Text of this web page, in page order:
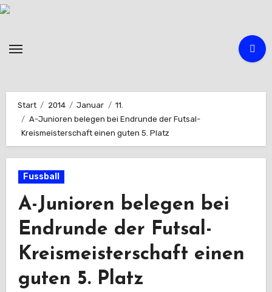
Zum
Start 2014 Januar
11.
A-Junioren belegen bei Endrunde der Futsal-
Kreismeisterschaft einen guten 5. Platz
Fussball
A-Junioren belegen bei
Endrunde der Futsal-
Kreismeisterschaft einen
guten 5. Platz